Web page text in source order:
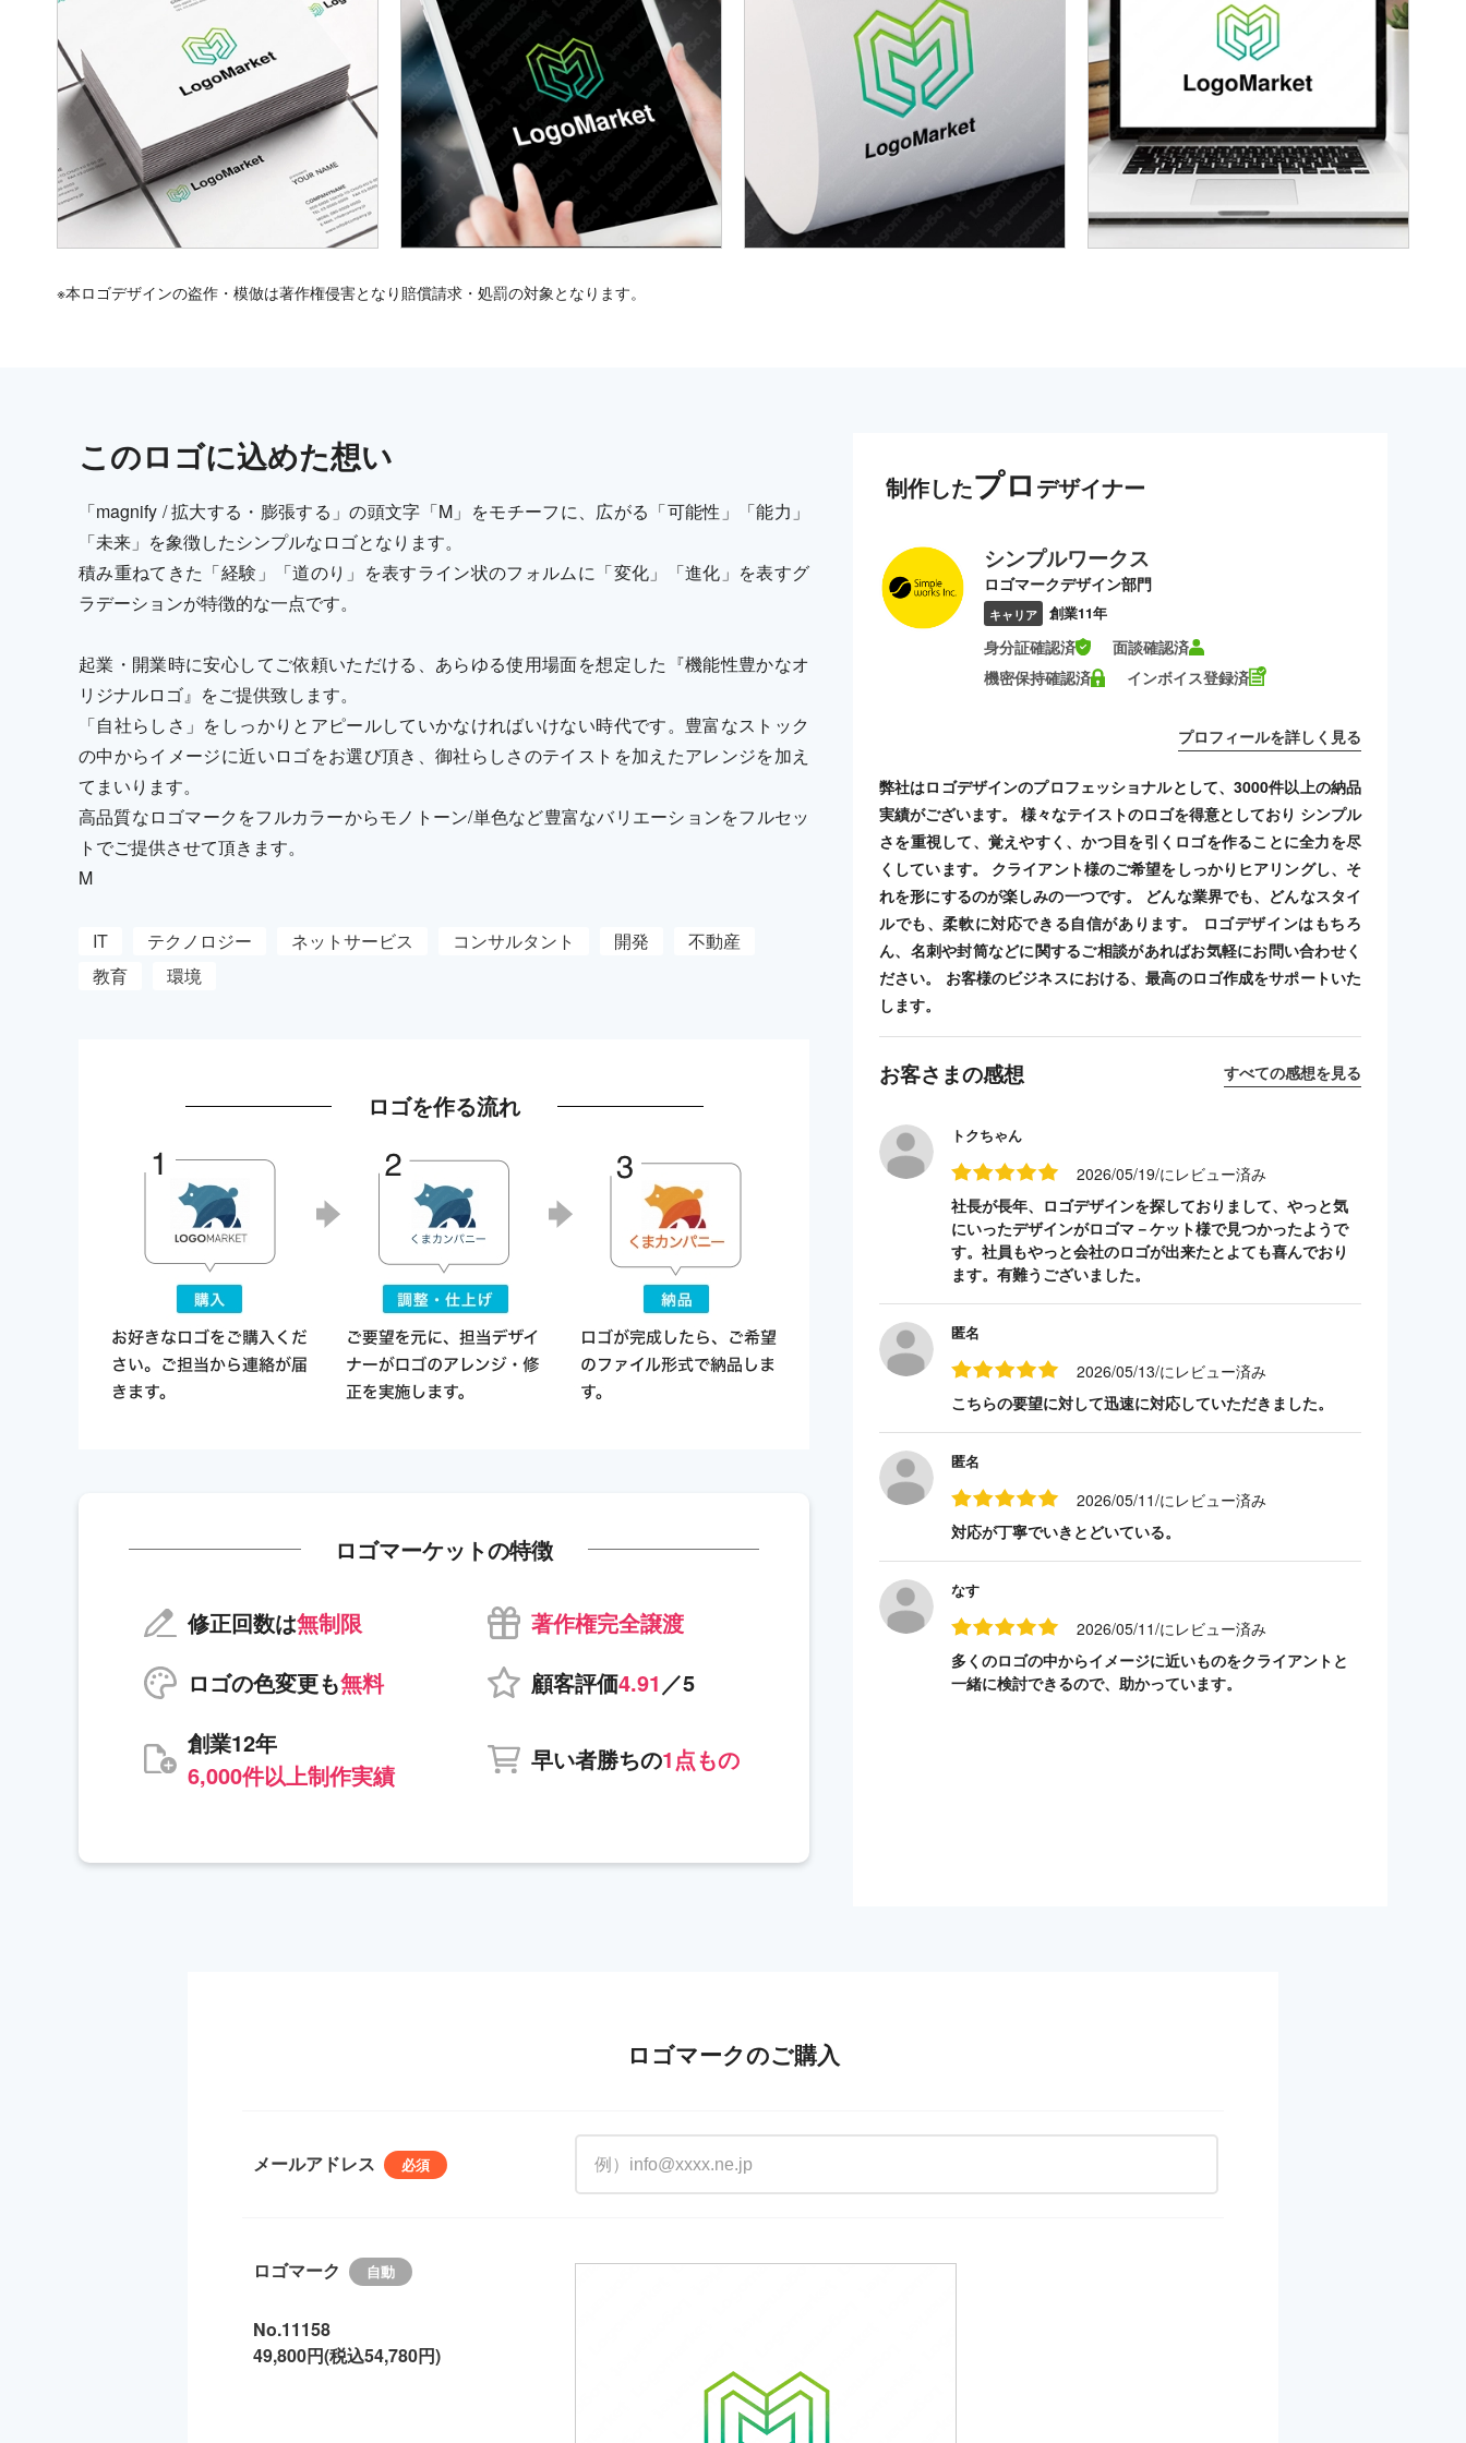
※本ロゴデザインの盗作・模倣は著作権侵害となり賠償請求・処罰の対象となります。
このロゴに込めた想い
「magnify / 拡大する・膨張する」の頭文字「M」をモチーフに、広がる「可能性」「能力」
「未来」を象徴したシンプルなロゴとなります。
積み重ねてきた「経験」「道のり」を表すライン状のフォルムに「変化」「進化」を表すグ
ラデーションが特徴的な一点です。
起業・開業時に安心してご依頼いただける、あらゆる使用場面を想定した『機能性豊かなオ
リジナルロゴ』をご提供致します。
「自社らしさ」をしっかりとアピールしていかなければいけない時代です。豊富なストック
の中からイメージに近いロゴをお選び頂き、御社らしさのテイストを加えたアレンジを加え
てまいります。
高品質なロゴマークをフルカラーからモノトーン/単色など豊富なバリエーションをフルセッ
トでご提供させて頂きます。
M
IT テクノロジー ネットサービス コンサルタント 開発
不動産
教育
環境
ロゴを作る流れ
ロゴマーケットの特徴
修正回数は無制限
著作権完全譲渡
ロゴの色変更も無料 顧客評価4.91 ／5
創業12年
6,000件以上制作実績
早い者勝ちの1点もの
制作したプロ デザイナー
シンプルワークス
ロゴマークデザイン部門
キャリア 創業11年
身分証確認済
面談確認済
機密保持確認済
インボイス登録済
プロフィールを詳しく見る
弊社はロゴデザインのプロフェッショナルとして、3000件以上の納品
実績がございます。 様々なテイストのロゴを得意としており シンプル
さを重視して、覚えやすく、かつ目を引くロゴを作ることに全力を尽
くしています。 クライアント様のご希望をしっかりヒアリングし、そ
れを形にするのが楽しみの一つです。 どんな業界でも、どんなスタイ
ルでも、柔軟に対応できる自信があります。 ロゴデザインはもちろ
ん、名刺や封筒などに関するご相談があればお気軽にお問い合わせく
ださい。 お客様のビジネスにおける、最高のロゴ作成をサポートいた
します。
お客さまの感想 すべての感想を見る
トクちゃん
2026/05/19/にレビュー済み
社長が長年、ロゴデザインを探しておりまして、やっと気
にいったデザインがロゴマ－ケット様で見つかったようで
す。社員もやっと会社のロゴが出来たとよても喜んでおり
ます。有難うございました。
匿名
2026/05/13/にレビュー済み
こちらの要望に対して迅速に対応していただきました。
匿名
2026/05/11/にレビュー済み
対応が丁寧でいきとどいている。
なす
2026/05/11/にレビュー済み
多くのロゴの中からイメージに近いものをクライアントと
一緒に検討できるので、助かっています。
ロゴマークのご購入
メールアドレス
ロゴマーク
No.11158
49,800円(税込54,780円)